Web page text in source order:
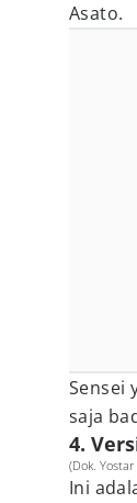
Asato.
Sensei
saja
4.
(Dok.
Ini